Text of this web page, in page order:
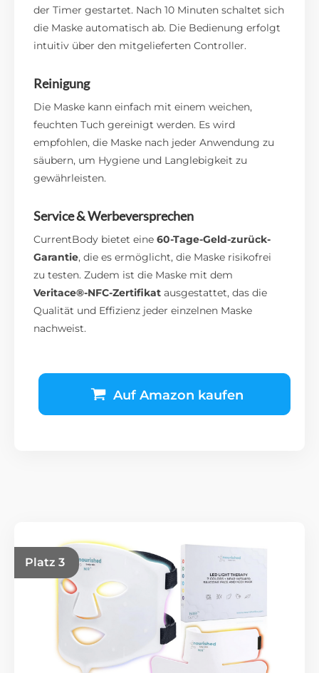
der Timer gestartet. Nach 10 Minuten schaltet sich
die Maske automatisch ab. Die Bedienung erfolgt
intuitiv über den mitgelieferten Controller.
Reinigung
Die Maske kann einfach mit einem weichen,
feuchten Tuch gereinigt werden. Es wird
empfohlen, die Maske nach jeder Anwendung zu
säubern, um Hygiene und Langlebigkeit zu
gewährleisten.
Service & Werbeversprechen
CurrentBody bietet eine60-Tage-Geld-zurück-
Garantie, die es ermöglicht, die Maske risikofrei
zu testen. Zudem ist die Maske mit dem
Veritace®-NFC-Zertifikat ausgestattet, das die
Qualität und Effizienz jeder einzelnen Maske
nachweist.
Auf Amazon kaufen
Platz 3